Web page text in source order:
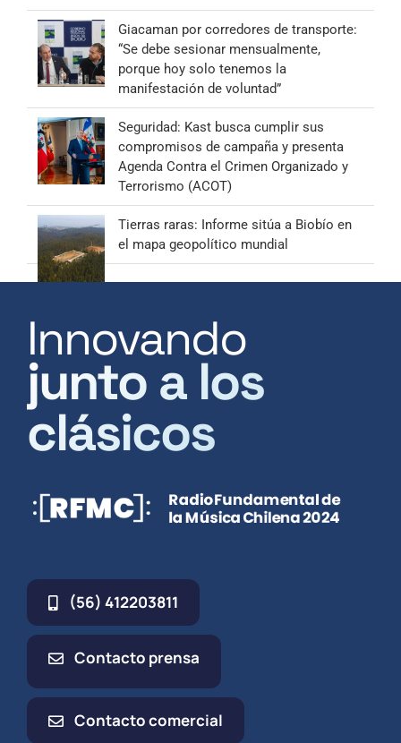
Giacaman por corredores de transporte:
“Se debe sesionar mensualmente,
porque hoy solo tenemos la
manifestación de voluntad”
Seguridad: Kast busca cumplir sus
compromisos de campaña y presenta
Agenda Contra el Crimen Organizado y
Terrorismo (ACOT)
Tierras raras: Informe sitúa a Biobío en
el mapa geopolítico mundial
Innovando
junto a los
clásicos
(56) 412203811
Contacto prensa
Contacto comercial